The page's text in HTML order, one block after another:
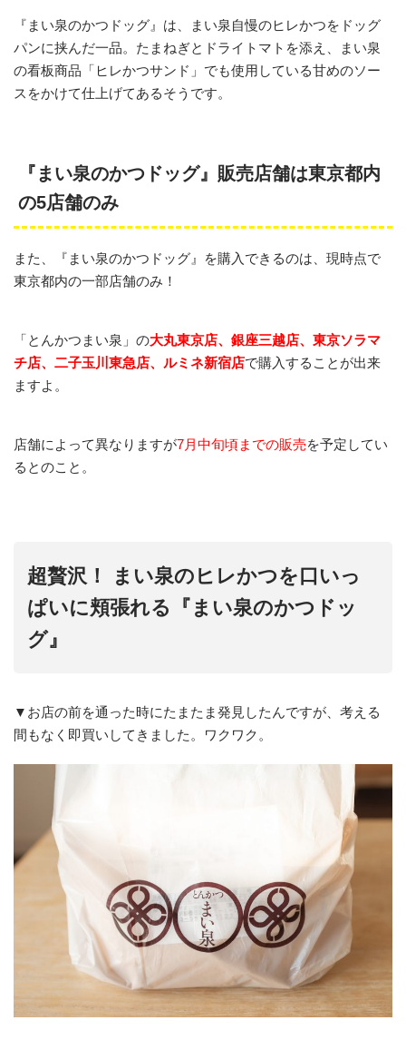
『まい泉のかつドッグ』は、まい泉自慢のヒレかつをドッグ
パンに挟んだ一品。たまねぎとドライトマトを添え、まい泉
の看板商品「ヒレかつサンド」でも使用している甘めのソー
スをかけて仕上げてあるそうです。
『まい泉のかつドッグ』販売店舗は東京都内
の5店舗のみ
また、『まい泉のかつドッグ』を購入できるのは、現時点で
東京都内の一部店舗のみ！
「とんかつまい泉」の大丸東京店、銀座三越店、東京ソラマ
チ店、二子玉川東急店、ルミネ新宿店で購入することが出来
ますよ。
店舗によって異なりますが7月中旬頃までの販売を予定してい
るとのこと。
超贅沢！ まい泉のヒレかつを口いっ
ぱいに頬張れる『まい泉のかつドッ
グ』
▼お店の前を通った時にたまたま発見したんですが、考える
間もなく即買いしてきました。ワクワク。